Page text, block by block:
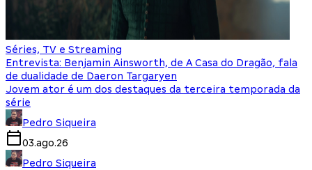
Séries, TV e Streaming
Entrevista: Benjamin Ainsworth, de A Casa do Dragão, fala
de dualidade de Daeron Targaryen
Jovem ator é um dos destaques da terceira temporada da
série
Pedro Siqueira
03.ago.26
Pedro Siqueira